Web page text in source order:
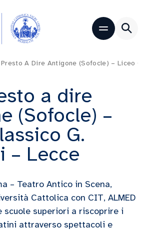
A Dire Antigone (Sofocle) – Liceo
a dire
(Sofocle) –
G.
– Lecce
– Teatro Antico in Scena,
Cattolica con CIT, ALMED
scuole superiori a riscoprire i
attraverso spettacoli e